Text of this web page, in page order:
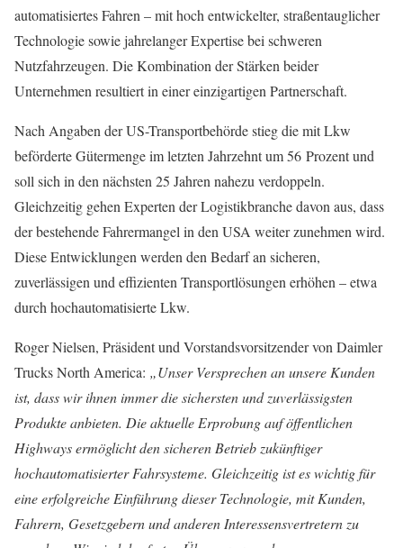
automatisiertes Fahren – mit hoch entwickelter, straßen­tauglicher
Technologie sowie jahrelanger Expertise bei schweren
Nutzfahrzeugen. Die Kombination der Stärken beider
Unternehmen resultiert in einer einzigartigen Partnerschaft.
Nach Angaben der US-Transportbehörde stieg die mit Lkw
beförderte Gütermenge im letzten Jahrzehnt um 56 Prozent und
soll sich in den nächsten 25 Jahren nahezu verdoppeln.
Gleichzeitig gehen Experten der Logistikbranche davon aus, dass
der bestehende Fahrermangel in den USA weiter zunehmen wird.
Diese Entwicklungen werden den Bedarf an sicheren,
zuverlässigen und effizienten Transportlösungen erhöhen – etwa
durch hochautomatisierte Lkw.
Roger Nielsen, Präsident und Vorstandsvorsitzender von Daimler
Trucks North America: „Unser Versprechen an unsere Kunden
ist, dass wir ihnen immer die sichersten und zuverlässigsten
Produkte anbieten. Die aktuelle Erprobung auf öffentlichen
Highways ermöglicht den sicheren Betrieb zukünftiger
hochautomatisierter Fahrsysteme. Gleichzeitig ist es wichtig für
eine erfolgreiche Einführung dieser Technologie, mit Kunden,
Fahrern, Gesetzgebern und anderen Interessensvertretern zu